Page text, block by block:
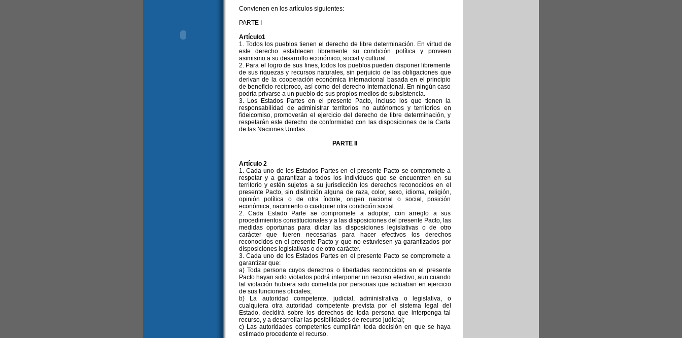
Convienen en los artículos siguientes:
PARTE I
Artículo1
1. Todos los pueblos tienen el derecho de libre determinación. En virtud de
este derecho establecen libremente su condición política y proveen
asimismo a su desarrollo económico, social y cultural.
2. Para el logro de sus fines, todos los pueblos pueden disponer libremente
de sus riquezas y recursos naturales, sin perjuicio de las obligaciones que
derivan de la cooperación económica internacional basada en el principio
de beneficio recíproco, así como del derecho internacional. En ningún caso
podría privarse a un pueblo de sus propios medios de subsistencia.
3. Los Estados Partes en el presente Pacto, incluso los que tienen la
responsabilidad de administrar territorios no autónomos y territorios en
fideicomiso, promoverán el ejercicio del derecho de libre determinación, y
respetarán este derecho de conformidad con las disposiciones de la Carta
de las Naciones Unidas.
PARTE II
Artículo 2
1. Cada uno de los Estados Partes en el presente Pacto se compromete a
respetar y a garantizar a todos los individuos que se encuentren en su
territorio y estén sujetos a su jurisdicción los derechos reconocidos en el
presente Pacto, sin distinción alguna de raza, color, sexo, idioma, religión,
opinión política o de otra índole, origen nacional o social, posición
económica, nacimiento o cualquier otra condición social.
2. Cada Estado Parte se compromete a adoptar, con arreglo a sus
procedimientos constitucionales y a las disposiciones del presente Pacto, las
medidas oportunas para dictar las disposiciones legislativas o de otro
carácter que fueren necesarias para hacer efectivos los derechos
reconocidos en el presente Pacto y que no estuviesen ya garantizados por
disposiciones legislativas o de otro carácter.
3. Cada uno de los Estados Partes en el presente Pacto se compromete a
garantizar que:
a) Toda persona cuyos derechos o libertades reconocidos en el presente
Pacto hayan sido violados podrá interponer un recurso efectivo, aun cuando
tal violación hubiera sido cometida por personas que actuaban en ejercicio
de sus funciones oficiales;
b) La autoridad competente, judicial, administrativa o legislativa, o
cualquiera otra autoridad competente prevista por el sistema legal del
Estado, decidirá sobre los derechos de toda persona que interponga tal
recurso, y a desarrollar las posibilidades de recurso judicial;
c) Las autoridades competentes cumplirán toda decisión en que se haya
estimado procedente el recurso.